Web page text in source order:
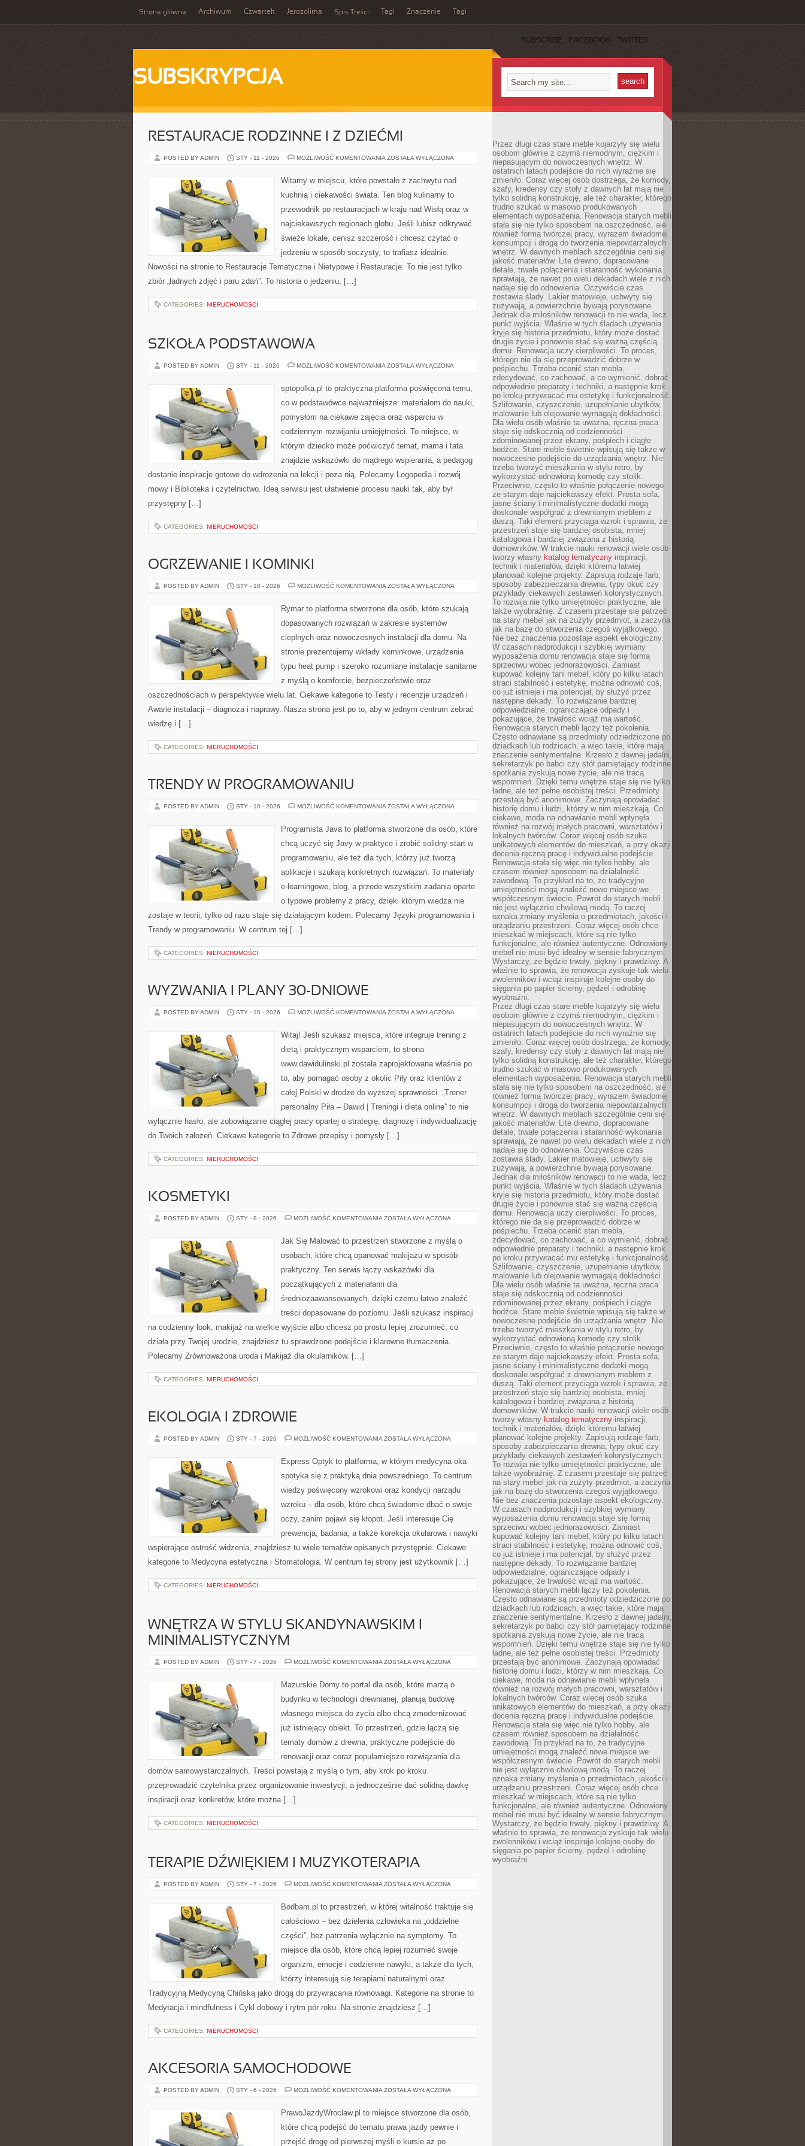
Strona główna Archiwum Czwartek Jerozolima Spis Treści Tagi Znaczenie Tagi
SUBSCRIBE FACEBOOK TWITTER
SUBSKRYPCJA
RESTAURACJE RODZINNE I Z DZIEĆMI
POSTED BY ADMIN STY - 11 - 2026 MOŻLIWOŚĆ KOMENTOWANIA RESTAURACJE
Z
DZIEĆMI
ZOSTAŁA WYŁĄCZONA
Witamy w miejscu, które powstało z zachwytu nad
kuchnią i ciekawości świata. Ten blog kulinarny to
przewodnik po restauracjach w kraju nad Wisłą oraz w
najciekawszych regionach globu. Jeśli lubisz odkrywać
świeże lokale, cenisz szczerość i chcesz czytać o
jedzeniu w sposób soczysty, to trafiasz idealnie.
Nowości na stronie to Restauracje Tematyczne i Nietypowe i Restauracje. To nie jest tylko
zbiór „ładnych zdjęć i paru zdań”. To historia o jedzeniu, […]
CATEGORIES: NIERUCHOMOŚCI
SZKOŁA PODSTAWOWA
POSTED BY ADMIN STY - 11 - 2026 MOŻLIWOŚĆ KOMENTOWANIA SZKOŁA
ZOSTAŁA WYŁĄCZONA
sptopolka.pl to praktyczna platforma poświęcona temu,
co w podstawówce najważniejsze: materiałom do nauki,
pomysłom na ciekawe zajęcia oraz wsparciu w
codziennym rozwijaniu umiejętności. To miejsce, w
którym dziecko może poćwiczyć temat, mama i tata
znajdzie wskazówki do mądrego wspierania, a pedagog
dostanie inspiracje gotowe do wdrożenia na lekcji i poza nią. Polecamy Logopedia i rozwój
mowy i Biblioteka i czytelnictwo. Ideą serwisu jest ułatwienie procesu nauki tak, aby był
przystępny […]
CATEGORIES: NIERUCHOMOŚCI
OGRZEWANIE I KOMINKI
POSTED BY ADMIN STY - 10 - 2026 MOŻLIWOŚĆ KOMENTOWANIA OGRZEWANIE
ZOSTAŁA WYŁĄCZONA
Rymar to platforma stworzone dla osób, które szukają
dopasowanych rozwiązań w zakresie systemów
cieplnych oraz nowoczesnych instalacji dla domu. Na
stronie prezentujemy wkłady kominkowe, urządzenia
typu heat pump i szeroko rozumiane instalacje sanitarne
z myślą o komforcie, bezpieczeństwie oraz
oszczędnościach w perspektywie wielu lat. Ciekawe kategorie to Testy i recenzje urządzeń i
Awarie instalacji – diagnoza i naprawy. Nasza strona jest po to, aby w jednym centrum zebrać
wiedzę i […]
CATEGORIES: NIERUCHOMOŚCI
TRENDY W PROGRAMOWANIU
POSTED BY ADMIN STY - 10 - 2026 MOŻLIWOŚĆ KOMENTOWANIA TRENDY
ZOSTAŁA WYŁĄCZONA
Programista Java to platforma stworzone dla osób, które
chcą uczyć się Javy w praktyce i zrobić solidny start w
programowaniu, ale też dla tych, którzy już tworzą
aplikacje i szukają konkretnych rozwiązań. To materiały
e-learningowe, blog, a przede wszystkim zadania oparte
o typowe problemy z pracy, dzięki którym wiedza nie
zostaje w teorii, tylko od razu staje się działającym kodem. Polecamy Języki programowania i
Trendy w programowaniu. W centrum tej […]
CATEGORIES: NIERUCHOMOŚCI
WYZWANIA I PLANY 30-DNIOWE
POSTED BY ADMIN STY - 10 - 2026 MOŻLIWOŚĆ KOMENTOWANIA WYZWANIA
30-
DNIOWE
ZOSTAŁA WYŁĄCZONA
Witaj! Jeśli szukasz miejsca, które integruje trening z
dietą i praktycznym wsparciem, to strona
www.dawidulinski.pl została zaprojektowana właśnie po
to, aby pomagać osoby z okolic Piły oraz klientów z
całej Polski w drodze do wyższej sprawności. „Trener
personalny Piła – Dawid | Treningi i dieta online” to nie
wyłącznie hasło, ale zobowiązanie ciągłej pracy opartej o strategię, diagnozę i indywidualizację
do Twoich założeń. Ciekawe kategorie to Zdrowe przepisy i pomysły […]
CATEGORIES: NIERUCHOMOŚCI
KOSMETYKI
POSTED BY ADMIN STY - 8 - 2026 MOŻLIWOŚĆ KOMENTOWANIA KOSMETYKI
ZOSTAŁA WYŁĄCZONA
Jak Się Malować to przestrzeń stworzone z myślą o
osobach, które chcą opanować makijażu w sposób
praktyczny. Ten serwis łączy wskazówki dla
początkujących z materiałami dla
średniozaawansowanych, dzięki czemu łatwo znaleźć
treści dopasowane do poziomu. Jeśli szukasz inspiracji
na codzienny look, makijaż na wielkie wyjście albo chcesz po prostu lepiej zrozumieć, co
działa przy Twojej urodzie, znajdziesz tu sprawdzone podejście i klarowne tłumaczenia.
Polecamy Zrównoważona uroda i Makijaż dla okularników. […]
CATEGORIES: NIERUCHOMOŚCI
EKOLOGIA I ZDROWIE
POSTED BY ADMIN STY - 7 - 2026 MOŻLIWOŚĆ KOMENTOWANIA EKOLOGIA
ZOSTAŁA WYŁĄCZONA
Express Optyk to platforma, w którym medycyna oka
spotyka się z praktyką dnia powszedniego. To centrum
wiedzy poświęcony wzrokowi oraz kondycji narządu
wzroku – dla osób, które chcą świadomie dbać o swoje
oczy, zanim pojawi się kłopot. Jeśli interesuje Cię
prewencja, badania, a także korekcja okularowa i nawyki
wspierające ostrość widzenia, znajdziesz tu wiele tematów opisanych przystępnie. Ciekawe
kategorie to Medycyna estetyczna i Stomatologia. W centrum tej strony jest użytkownik […]
CATEGORIES: NIERUCHOMOŚCI
WNĘTRZA W STYLU SKANDYNAWSKIM I
MINIMALISTYCZNYM
POSTED BY ADMIN STY - 7 - 2026 MOŻLIWOŚĆ KOMENTOWANIA WNĘTRZA
SKANDYNAWSKIM
ZOSTAŁA WYŁĄCZONA
Mazurskie Domy to portal dla osób, które marzą o
budynku w technologii drewnianej, planują budowę
własnego miejsca do życia albo chcą zmodernizować
już istniejący obiekt. To przestrzeń, gdzie łączą się
tematy domów z drewna, praktyczne podejście do
renowacji oraz coraz popularniejsze rozwiązania dla
domów samowystarczalnych. Treści powstają z myślą o tym, aby krok po kroku
przeprowadzić czytelnika przez organizowanie inwestycji, a jednocześnie dać solidną dawkę
inspiracji oraz konkretów, które można […]
CATEGORIES: NIERUCHOMOŚCI
TERAPIE DŹWIĘKIEM I MUZYKOTERAPIA
POSTED BY ADMIN STY - 7 - 2026 MOŻLIWOŚĆ KOMENTOWANIA TERAPIE
MUZYKOTERAPIA
ZOSTAŁA WYŁĄCZONA
Bodbam.pl to przestrzeń, w której witalność traktuje się
całościowo – bez dzielenia człowieka na „oddzielne
części”, bez patrzenia wyłącznie na symptomy. To
miejsce dla osób, które chcą lepiej rozumieć swoje
organizm, emocje i codzienne nawyki, a także dla tych,
którzy interesują się terapiami naturalnymi oraz
Tradycyjną Medycyną Chińską jako drogą do przywracania równowagi. Kategorie na stronie to
Medytacja i mindfulness i Cykl dobowy i rytm pór roku. Na stronie znajdziesz […]
CATEGORIES: NIERUCHOMOŚCI
AKCESORIA SAMOCHODOWE
POSTED BY ADMIN STY - 6 - 2026 MOŻLIWOŚĆ KOMENTOWANIA AKCESORIA
ZOSTAŁA WYŁĄCZONA
PrawoJazdyWroclaw.pl to miejsce stworzone dla osób,
które chcą podejść do tematu prawa jazdy pewnie i
przejść drogę od pierwszej myśli o kursie aż po
Przez długi czas stare meble kojarzyły się wielu
osobom głównie z czymś niemodnym, ciężkim i
niepasującym do nowoczesnych wnętrz. W
ostatnich latach podejście do nich wyraźnie się
zmieniło. Coraz więcej osób dostrzega, że komody,
szafy, kredensy czy stoły z dawnych lat mają nie
tylko solidną konstrukcję, ale też charakter, którego
trudno szukać w masowo produkowanych
elementach wyposażenia. Renowacja starych mebli
stała się nie tylko sposobem na oszczędność, ale
również formą twórczej pracy, wyrazem świadomej
konsumpcji i drogą do tworzenia niepowtarzalnych
wnętrz. W dawnych meblach szczególnie ceni się
jakość materiałów. Lite drewno, dopracowane
detale, trwałe połączenia i staranność wykonania
sprawiają, że nawet po wielu dekadach wiele z nich
nadaje się do odnowienia. Oczywiście czas
zostawia ślady. Lakier matowieje, uchwyty się
zużywają, a powierzchnie bywają porysowane.
Jednak dla miłośników renowacji to nie wada, lecz
punkt wyjścia. Właśnie w tych śladach używania
kryje się historia przedmiotu, który może dostać
drugie życie i ponownie stać się ważną częścią
domu. Renowacja uczy cierpliwości. To proces,
którego nie da się przeprowadzić dobrze w
pośpiechu. Trzeba ocenić stan mebla,
zdecydować, co zachować, a co wymienić, dobrać
odpowiednie preparaty i techniki, a następnie krok
po kroku przywracać mu estetykę i funkcjonalność.
Szlifowanie, czyszczenie, uzupełnianie ubytków,
malowanie lub olejowanie wymagają dokładności.
Dla wielu osób właśnie ta uważna, ręczna praca
staje się odskocznią od codzienności
zdominowanej przez ekrany, pośpiech i ciągłe
bodźce. Stare meble świetnie wpisują się także w
nowoczesne podejście do urządzania wnętrz. Nie
trzeba tworzyć mieszkania w stylu retro, by
wykorzystać odnowioną komodę czy stolik.
Przeciwnie, często to właśnie połączenie nowego
ze starym daje najciekawszy efekt. Prosta sofa,
jasne ściany i minimalistyczne dodatki mogą
doskonale współgrać z drewnianym meblem z
duszą. Taki element przyciąga wzrok i sprawia, że
przestrzeń staje się bardziej osobista, mniej
katalogowa i bardziej związana z historią
domowników. W trakcie nauki renowacji wiele osób
tworzy własny katalog tematyczny inspiracji,
technik i materiałów, dzięki któremu łatwiej
planować kolejne projekty. Zapisują rodzaje farb,
sposoby zabezpieczania drewna, typy okuć czy
przykłady ciekawych zestawień kolorystycznych.
To rozwija nie tylko umiejętności praktyczne, ale
także wyobraźnię. Z czasem przestaje się patrzeć
na stary mebel jak na zużyty przedmiot, a zaczyna
jak na bazę do stworzenia czegoś wyjątkowego.
Nie bez znaczenia pozostaje aspekt ekologiczny.
W czasach nadprodukcji i szybkiej wymiany
wyposażenia domu renowacja staje się formą
sprzeciwu wobec jednorazowości. Zamiast
kupować kolejny tani mebel, który po kilku latach
straci stabilność i estetykę, można odnowić coś,
co już istnieje i ma potencjał, by służyć przez
następne dekady. To rozwiązanie bardziej
odpowiedzialne, ograniczające odpady i
pokazujące, że trwałość wciąż ma wartość.
Renowacja starych mebli łączy też pokolenia.
Często odnawiane są przedmioty odziedziczone po
dziadkach lub rodzicach, a więc takie, które mają
znaczenie sentymentalne. Krzesło z dawnej jadalni,
sekretarzyk po babci czy stół pamiętający rodzinne
spotkania zyskują nowe życie, ale nie tracą
wspomnień. Dzięki temu wnętrze staje się nie tylko
ładne, ale też pełne osobistej treści. Przedmioty
przestają być anonimowe. Zaczynają opowiadać
historię domu i ludzi, którzy w nim mieszkają. Co
ciekawe, moda na odnawianie mebli wpłynęła
również na rozwój małych pracowni, warsztatów i
lokalnych twórców. Coraz więcej osób szuka
unikatowych elementów do mieszkań, a przy okazji
docenia ręczną pracę i indywidualne podejście.
Renowacja stała się więc nie tylko hobby, ale
czasem również sposobem na działalność
zawodową. To przykład na to, że tradycyjne
umiejętności mogą znaleźć nowe miejsce we
współczesnym świecie. Powrót do starych mebli
nie jest wyłącznie chwilową modą. To raczej
oznaka zmiany myślenia o przedmiotach, jakości i
urządzaniu przestrzeni. Coraz więcej osób chce
mieszkać w miejscach, które są nie tylko
funkcjonalne, ale również autentyczne. Odnowiony
mebel nie musi być idealny w sensie fabrycznym.
Wystarczy, że będzie trwały, piękny i prawdziwy. A
właśnie to sprawia, że renowacja zyskuje tak wielu
zwolenników i wciąż inspiruje kolejne osoby do
sięgania po papier ścierny, pędzel i odrobinę
wyobraźni.
Przez długi czas stare meble kojarzyły się wielu
osobom głównie z czymś niemodnym, ciężkim i
niepasującym do nowoczesnych wnętrz. W
ostatnich latach podejście do nich wyraźnie się
zmieniło. Coraz więcej osób dostrzega, że komody,
szafy, kredensy czy stoły z dawnych lat mają nie
tylko solidną konstrukcję, ale też charakter, którego
trudno szukać w masowo produkowanych
elementach wyposażenia. Renowacja starych mebli
stała się nie tylko sposobem na oszczędność, ale
również formą twórczej pracy, wyrazem świadomej
konsumpcji i drogą do tworzenia niepowtarzalnych
wnętrz. W dawnych meblach szczególnie ceni się
jakość materiałów. Lite drewno, dopracowane
detale, trwałe połączenia i staranność wykonania
sprawiają, że nawet po wielu dekadach wiele z nich
nadaje się do odnowienia. Oczywiście czas
zostawia ślady. Lakier matowieje, uchwyty się
zużywają, a powierzchnie bywają porysowane.
Jednak dla miłośników renowacji to nie wada, lecz
punkt wyjścia. Właśnie w tych śladach używania
kryje się historia przedmiotu, który może dostać
drugie życie i ponownie stać się ważną częścią
domu. Renowacja uczy cierpliwości. To proces,
którego nie da się przeprowadzić dobrze w
pośpiechu. Trzeba ocenić stan mebla,
zdecydować, co zachować, a co wymienić, dobrać
odpowiednie preparaty i techniki, a następnie krok
po kroku przywracać mu estetykę i funkcjonalność.
Szlifowanie, czyszczenie, uzupełnianie ubytków,
malowanie lub olejowanie wymagają dokładności.
Dla wielu osób właśnie ta uważna, ręczna praca
staje się odskocznią od codzienności
zdominowanej przez ekrany, pośpiech i ciągłe
bodźce. Stare meble świetnie wpisują się także w
nowoczesne podejście do urządzania wnętrz. Nie
trzeba tworzyć mieszkania w stylu retro, by
wykorzystać odnowioną komodę czy stolik.
Przeciwnie, często to właśnie połączenie nowego
ze starym daje najciekawszy efekt. Prosta sofa,
jasne ściany i minimalistyczne dodatki mogą
doskonale współgrać z drewnianym meblem z
duszą. Taki element przyciąga wzrok i sprawia, że
przestrzeń staje się bardziej osobista, mniej
katalogowa i bardziej związana z historią
domowników. W trakcie nauki renowacji wiele osób
tworzy własny katalog tematyczny inspiracji,
technik i materiałów, dzięki któremu łatwiej
planować kolejne projekty. Zapisują rodzaje farb,
sposoby zabezpieczania drewna, typy okuć czy
przykłady ciekawych zestawień kolorystycznych.
To rozwija nie tylko umiejętności praktyczne, ale
także wyobraźnię. Z czasem przestaje się patrzeć
na stary mebel jak na zużyty przedmiot, a zaczyna
jak na bazę do stworzenia czegoś wyjątkowego.
Nie bez znaczenia pozostaje aspekt ekologiczny.
W czasach nadprodukcji i szybkiej wymiany
wyposażenia domu renowacja staje się formą
sprzeciwu wobec jednorazowości. Zamiast
kupować kolejny tani mebel, który po kilku latach
straci stabilność i estetykę, można odnowić coś,
co już istnieje i ma potencjał, by służyć przez
następne dekady. To rozwiązanie bardziej
odpowiedzialne, ograniczające odpady i
pokazujące, że trwałość wciąż ma wartość.
Renowacja starych mebli łączy też pokolenia.
Często odnawiane są przedmioty odziedziczone po
dziadkach lub rodzicach, a więc takie, które mają
znaczenie sentymentalne. Krzesło z dawnej jadalni,
sekretarzyk po babci czy stół pamiętający rodzinne
spotkania zyskują nowe życie, ale nie tracą
wspomnień. Dzięki temu wnętrze staje się nie tylko
ładne, ale też pełne osobistej treści. Przedmioty
przestają być anonimowe. Zaczynają opowiadać
historię domu i ludzi, którzy w nim mieszkają. Co
ciekawe, moda na odnawianie mebli wpłynęła
również na rozwój małych pracowni, warsztatów i
lokalnych twórców. Coraz więcej osób szuka
unikatowych elementów do mieszkań, a przy okazji
docenia ręczną pracę i indywidualne podejście.
Renowacja stała się więc nie tylko hobby, ale
czasem również sposobem na działalność
zawodową. To przykład na to, że tradycyjne
umiejętności mogą znaleźć nowe miejsce we
współczesnym świecie. Powrót do starych mebli
nie jest wyłącznie chwilową modą. To raczej
oznaka zmiany myślenia o przedmiotach, jakości i
urządzaniu przestrzeni. Coraz więcej osób chce
mieszkać w miejscach, które są nie tylko
funkcjonalne, ale również autentyczne. Odnowiony
mebel nie musi być idealny w sensie fabrycznym.
Wystarczy, że będzie trwały, piękny i prawdziwy. A
właśnie to sprawia, że renowacja zyskuje tak wielu
zwolenników i wciąż inspiruje kolejne osoby do
sięgania po papier ścierny, pędzel i odrobinę
wyobraźni.